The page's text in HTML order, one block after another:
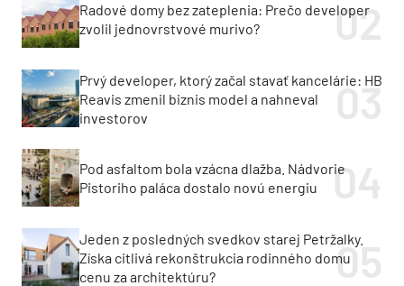
Radové domy bez zateplenia: Prečo developer
zvolil jednovrstvové murivo?
Prvý developer, ktorý začal stavať kancelárie: HB
Reavis zmenil biznis model a nahneval
investorov
Pod asfaltom bola vzácna dlažba. Nádvorie
Pistoriho paláca dostalo novú energiu
Jeden z posledných svedkov starej Petržalky.
Získa citlivá rekonštrukcia rodinného domu
cenu za architektúru?